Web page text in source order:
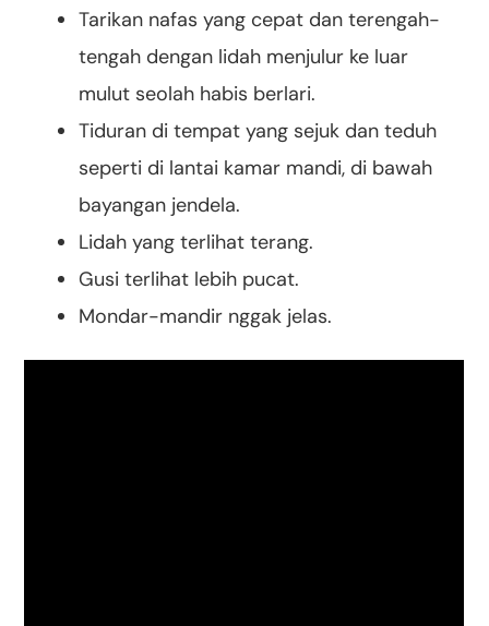
Tarikan nafas yang cepat dan terengah-
tengah dengan lidah menjulur ke luar
mulut seolah habis berlari.
Tiduran di tempat yang sejuk dan teduh
seperti di lantai kamar mandi, di bawah
bayangan jendela.
Lidah yang terlihat terang.
Gusi terlihat lebih pucat.
Mondar-mandir nggak jelas.